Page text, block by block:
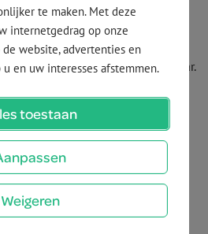
te maken. Met deze
internetgedrag op onze
website, advertenties en
en uw interesses afstemmen.
toestaan
Weigeren
(LKF), deze wordt verrekend in
verwachte LKF is 0,12% per jaar.
beschikbaar gestelde